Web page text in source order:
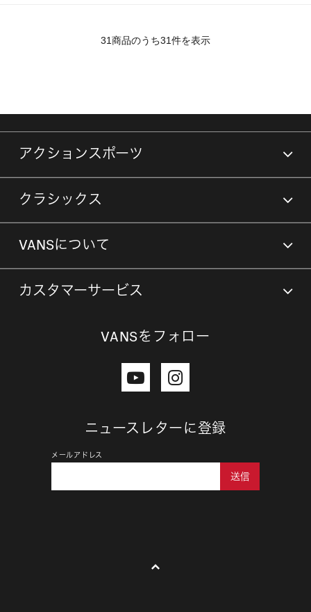
31商品のうち31件を表示
アクションスポーツ
クラシックス
VANSについて
カスタマーサービス
VANSをフォロー
ニュースレターに登録
メールアドレス
送信